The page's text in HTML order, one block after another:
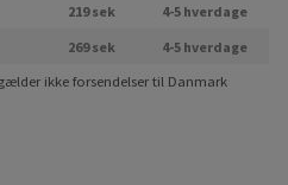
219 sek
4-5 hverdage
269 sek
4-5 hverdage
ikke forsendelser til Danmark